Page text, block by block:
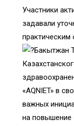
Участники
задавали
практическим
Бакытжан
«AQNIET» в
важных
на повышение